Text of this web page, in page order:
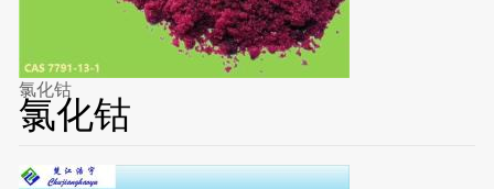
氯化钴
氯化钴